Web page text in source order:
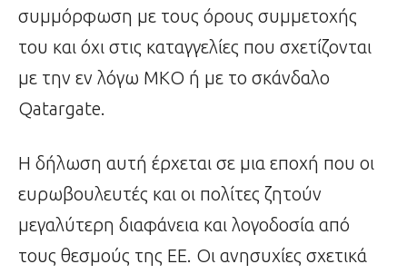
συμμόρφωση με τους όρους συμμετοχής
του και όχι στις καταγγελίες που σχετίζονται
με την εν λόγω ΜΚΟ ή με το σκάνδαλο
Qatargate.
Η δήλωση αυτή έρχεται σε μια εποχή που οι
ευρωβουλευτές και οι πολίτες ζητούν
μεγαλύτερη διαφάνεια και λογοδοσία από
τους θεσμούς της ΕΕ. Οι ανησυχίες σχετικά